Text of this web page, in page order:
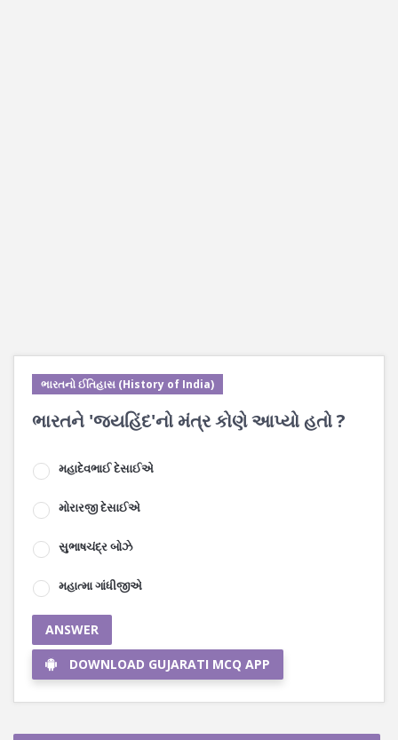
ભારતનો ઈતિહાસ (History of India)
ભારતને 'જયહિંદ'નો મંત્ર કોણે આપ્યો હતો ?
મહાદેવભાઈ દેસાઈએ
મોરારજી દેસાઈએ
સુભાષચંદ્ર બોઝે
મહાત્મા ગાંધીજીએ
ANSWER
DOWNLOAD GUJARATI MCQ APP